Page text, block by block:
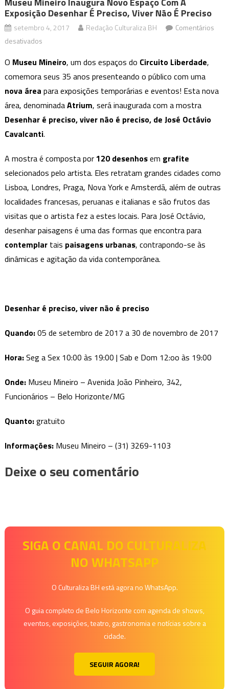
Exposição Desenhar É Preciso, Viver Não É Preciso
setembro 4, 2017 Redação Culturaliza BH
Comentários
desativadosem
Mineiro
inaugura
novo
espaço
com
a
Desenhar
não
é
preciso
O Museu Mineiro, um dos espaços do Circuito Liberdade,
comemora seus 35 anos presenteando o público com uma
nova área para exposições temporárias e eventos! Esta nova
área, denominadaAtrium, será inaugurada com a mostra
Desenhar é preciso, viver não é preciso, de José Octávio
Cavalcanti.
A mostra é composta por120 desenhosem grafite
selecionados pelo artista. Eles retratam grandes cidades como
Lisboa, Londres, Praga, Nova York e Amsterdã, além de outras
localidades francesas, peruanas e italianas e são frutos das
visitas que o artista fez a estes locais. Para José Octávio,
desenhar paisagens é uma das formas que encontra para
contemplartais paisagens urbanas, contrapondo-se às
dinâmicas e agitação da vida contemporânea.
Desenhar é preciso, viver não é preciso
Quando:05 de setembro de 2017 a 30 de novembro de 2017
Hora:Seg a Sex 10:00 às 19:00 | Sab e Dom 12:oo às 19:00
Onde:Museu Mineiro – Avenida João Pinheiro, 342,
Funcionários – Belo Horizonte/MG
Quanto:gratuito
Informações:Museu Mineiro – (31) 3269-1103
Deixe o seu comentário
SIGA O CANAL DO CULTURALIZA
NO WHATSAPP
O Culturaliza BH está agora no WhatsApp.
O guia completo de Belo Horizonte com agenda de shows,
eventos, exposições, teatro, gastronomia e notícias sobre a
cidade.
SEGUIR AGORA!